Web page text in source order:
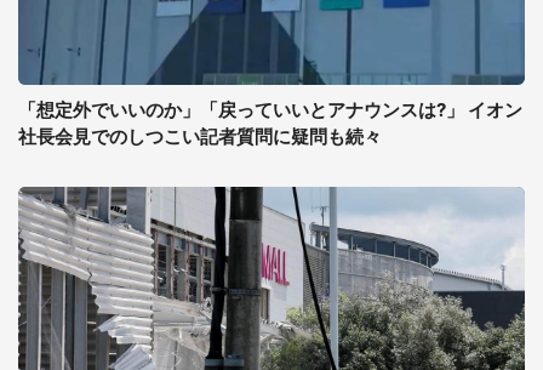
「想定外でいいのか」「戻っていいとアナウンスは?」 イオン
社長会見でのしつこい記者質問に疑問も続々